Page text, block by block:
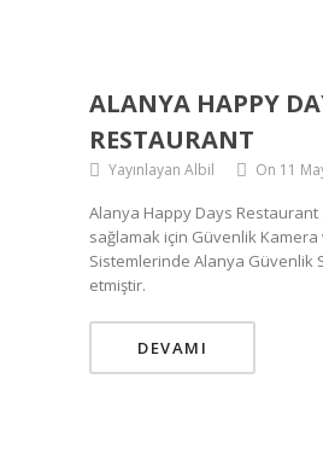
ALANYA HAPPY
RESTAURANT
Yayınlayan Albil On 11
Alanya Happy Days
sağlamak için Güvenlik Kamera
Sistemlerinde Alanya Güvenlik
etmiştir.
DEVAMI